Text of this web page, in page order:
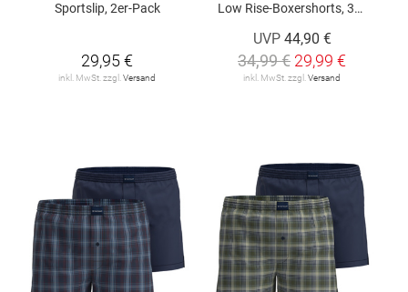
Sportslip, 2er-Pack
29,95 €
inkl. MwSt. zzgl. Versand
Low Rise-Boxershorts, 3er-Pack
UVP 44,90 €
34,99 € 29,99 €
inkl. MwSt. zzgl. Versand